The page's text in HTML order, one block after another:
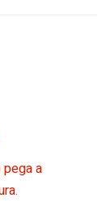
pega a
.